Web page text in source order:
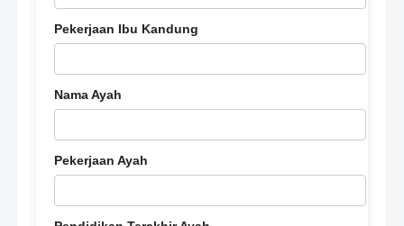
Pekerjaan Ibu Kandung
Nama Ayah
Pekerjaan Ayah